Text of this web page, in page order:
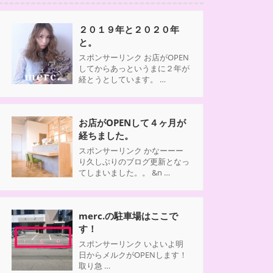
２０１９年と２０２０年
と。
スポンサーリンク お店がOPEN
してからあっというまに２年が
経とうとしています。 …
お店がOPENして４ヶ月が
経ちました。
スポンサーリンク かなーーー
り久しぶりのブログ更新となっ
てしまいました。。 &n …
merc.の駐車場はここで
す！
スポンサーリンク いよいよ明
日からメルクがOPENします！
取り急 …